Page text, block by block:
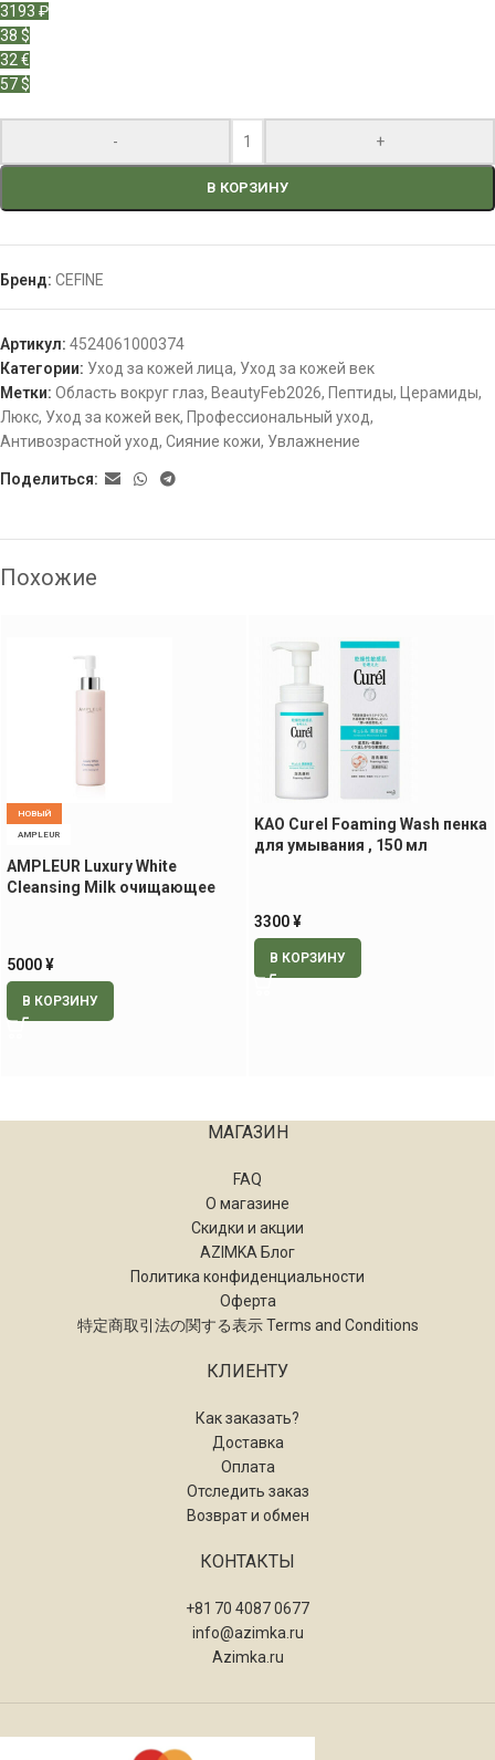
3193 ₽
38 $
32 €
57 $
- +
В КОРЗИНУ
Бренд: CEFINE
Артикул: 4524061000374
Категории: Уход за кожей лица, Уход за кожей век
Метки: Область вокруг глаз, BeautyFeb2026, Пептиды, Церамиды,
Люкс, Уход за кожей век, Профессиональный уход,
Антивозрастной уход, Сияние кожи, Увлажнение
Поделиться:
Похожие
НОВЫЙ
AMPLEUR
AMPLEUR Luxury White
Cleansing Milk очищающее
5000¥
В КОРЗИНУ
KAO Curel Foaming Wash пенка
для умывания , 150 мл
3300¥
В КОРЗИНУ
МАГАЗИН
FAQ
О магазине
Скидки и акции
AZIMKA Блог
Политика конфиденциальности
Оферта
特定商取引法の関する表示 Terms and Conditions
КЛИЕНТУ
Как заказать?
Доставка
Оплата
Отследить заказ
Возврат и обмен
КОНТАКТЫ
+81 70 4087 0677
info@azimka.ru
Azimka.ru